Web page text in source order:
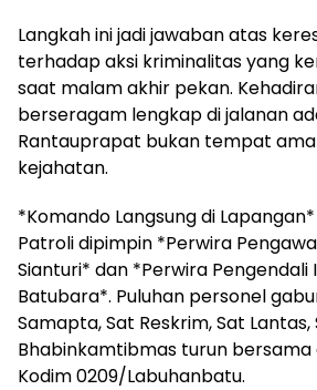
Langkah ini jadi jawaban atas
terhadap aksi kriminalitas yang
saat malam akhir pekan.
berseragam lengkap di jalanan
Rantauprapat bukan tempat
kejahatan.
*Komando Langsung di Lapangan*
Patroli dipimpin *Perwira
Sianturi* dan *Perwira Pengendali
Batubara*. Puluhan personel
Samapta, Sat Reskrim, Sat
Bhabinkamtibmas turun bersama
Kodim 0209/Labuhanbatu.